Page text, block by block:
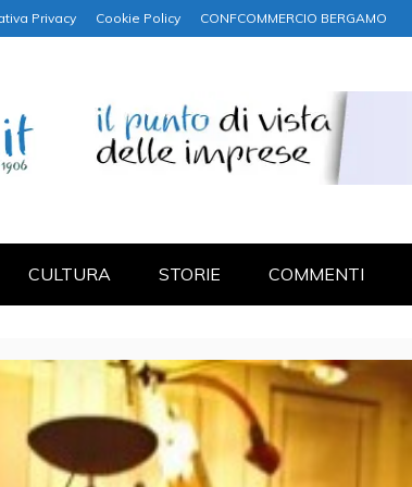
Privacy Cookie Policy CONFCOMMERCIO BERGAMO
CULTURA STORIE COMMENTI